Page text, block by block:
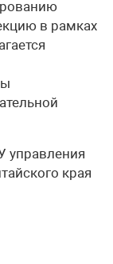
в рамках
управления
края